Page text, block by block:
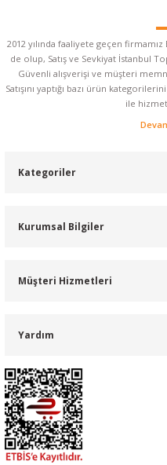
2012 yılında faaliyete geçen
de olup, Satış ve Sevkiyat İstanbul
Güvenli alışverişi ve müşteri
Satışını yaptığı bazı ürün
ile
Kategoriler
Kurumsal Bilgiler
Müşteri Hizmetleri
Yardım